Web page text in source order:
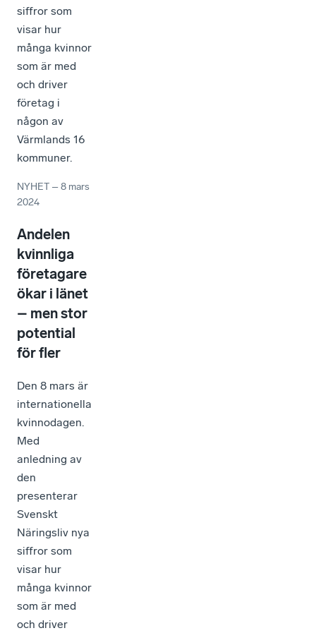
siffror som
visar hur
många kvinnor
som är med
och driver
företag i
någon av
Värmlands 16
kommuner.
NYHET –8 mars
2024
Andelen
kvinnliga
företagare
ökar i länet
– men stor
potential
för fler
Den 8 mars är
internationella
kvinnodagen.
Med
anledning av
den
presenterar
Svenskt
Näringsliv nya
siffror som
visar hur
många kvinnor
som är med
och driver